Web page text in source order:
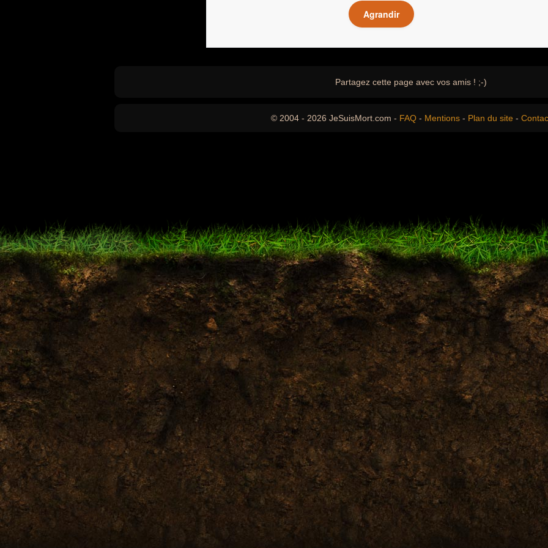
Agrandir
Partagez cette page avec vos amis ! ;-)
© 2004 - 2026 JeSuisMort.com - FAQ - Mentions - Plan du site -